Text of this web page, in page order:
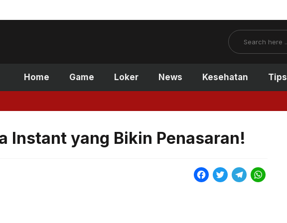
Search
Home Game Loker News Kesehatan Tips
Instant yang Bikin Penasaran!
F
T
T
W